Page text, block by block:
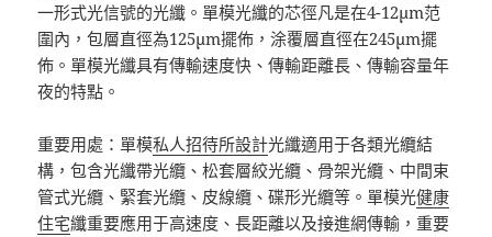
一形式光信號的光纖。單模光纖的芯徑凡是在4-12μm范
圍內，包層直徑為125μm擺佈，涂覆層直徑在245μm擺
佈。單模光纖具有傳輸速度快、傳輸距離長、傳輸容量年
夜的特點。
重要用處：單模私人招待所設計光纖適用于各類光纜結
構，包含光纖帶光纜、松套層絞光纜、骨架光纜、中間束
管式光纜、緊套光纜、皮線纜、碟形光纜等。單模光健康
住宅纖重要應用于高速度、長距離以及接進網傳輸，重要